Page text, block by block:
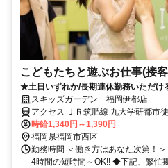
こどもたちと遊ぶお仕事(接
★土日いずれか/長期連休勤務いただ
る♪週2~OK！1日4時間～◎
スキッズガーデン 福岡伊都店
アクセス ＪＲ筑肥線 九大学研都市
歩約27分、ＪＲ筑肥線 今宿徒歩約33
時給1,340円～1,390円
福岡県福岡市西区
勤務時間 ＜働き方はあなた次第！
4時間の短時間～OK!! ◆下記、繁忙